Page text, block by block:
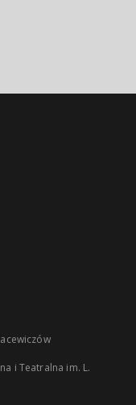
i Teatralna im. L.